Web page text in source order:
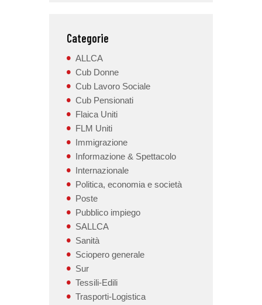
Categorie
ALLCA
Cub Donne
Cub Lavoro Sociale
Cub Pensionati
Flaica Uniti
FLM Uniti
Immigrazione
Informazione & Spettacolo
Internazionale
Politica, economia e società
Poste
Pubblico impiego
SALLCA
Sanità
Sciopero generale
Sur
Tessili-Edili
Trasporti-Logistica